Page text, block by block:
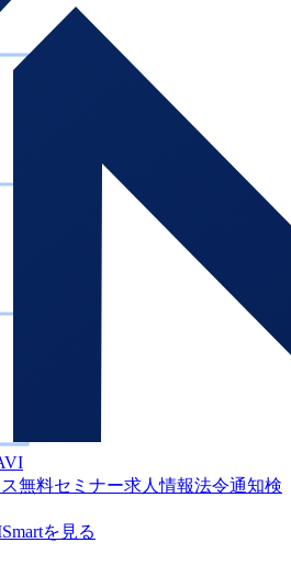
無料セミナー求人情報法令通知検
を見る